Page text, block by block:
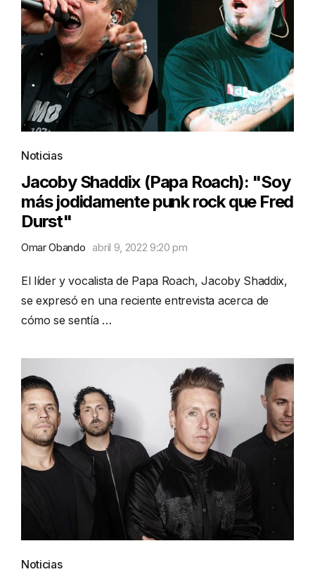
Noticias
Jacoby Shaddix (Papa Roach): "Soy
más jodidamente punk rock que Fred
Durst"
Omar Obando abril 9, 2022 9:20 pm
El líder y vocalista de Papa Roach, Jacoby Shaddix,
se expresó en una reciente entrevista acerca de
cómo se sentía …
Noticias